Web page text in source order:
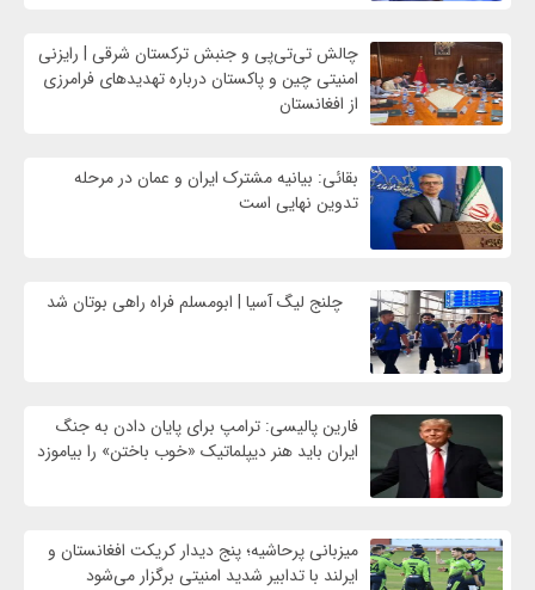
چالش تی‌تی‌پی و جنبش ترکستان شرقی | رایزنی
امنیتی چین و پاکستان درباره تهدیدهای فرامرزی
از افغانستان
بقائی: بیانیه مشترک ایران و عمان در مرحله
تدوین نهایی است
چلنج لیگ آسیا | ابومسلم فراه راهی بوتان شد
فارین پالیسی: ترامپ برای پایان دادن به جنگ
ایران باید هنر دیپلماتیک «خوب باختن» را بیاموزد
میزبانی پرحاشیه؛ پنج دیدار کریکت افغانستان و
ایرلند با تدابیر شدید امنیتی برگزار می‌شود